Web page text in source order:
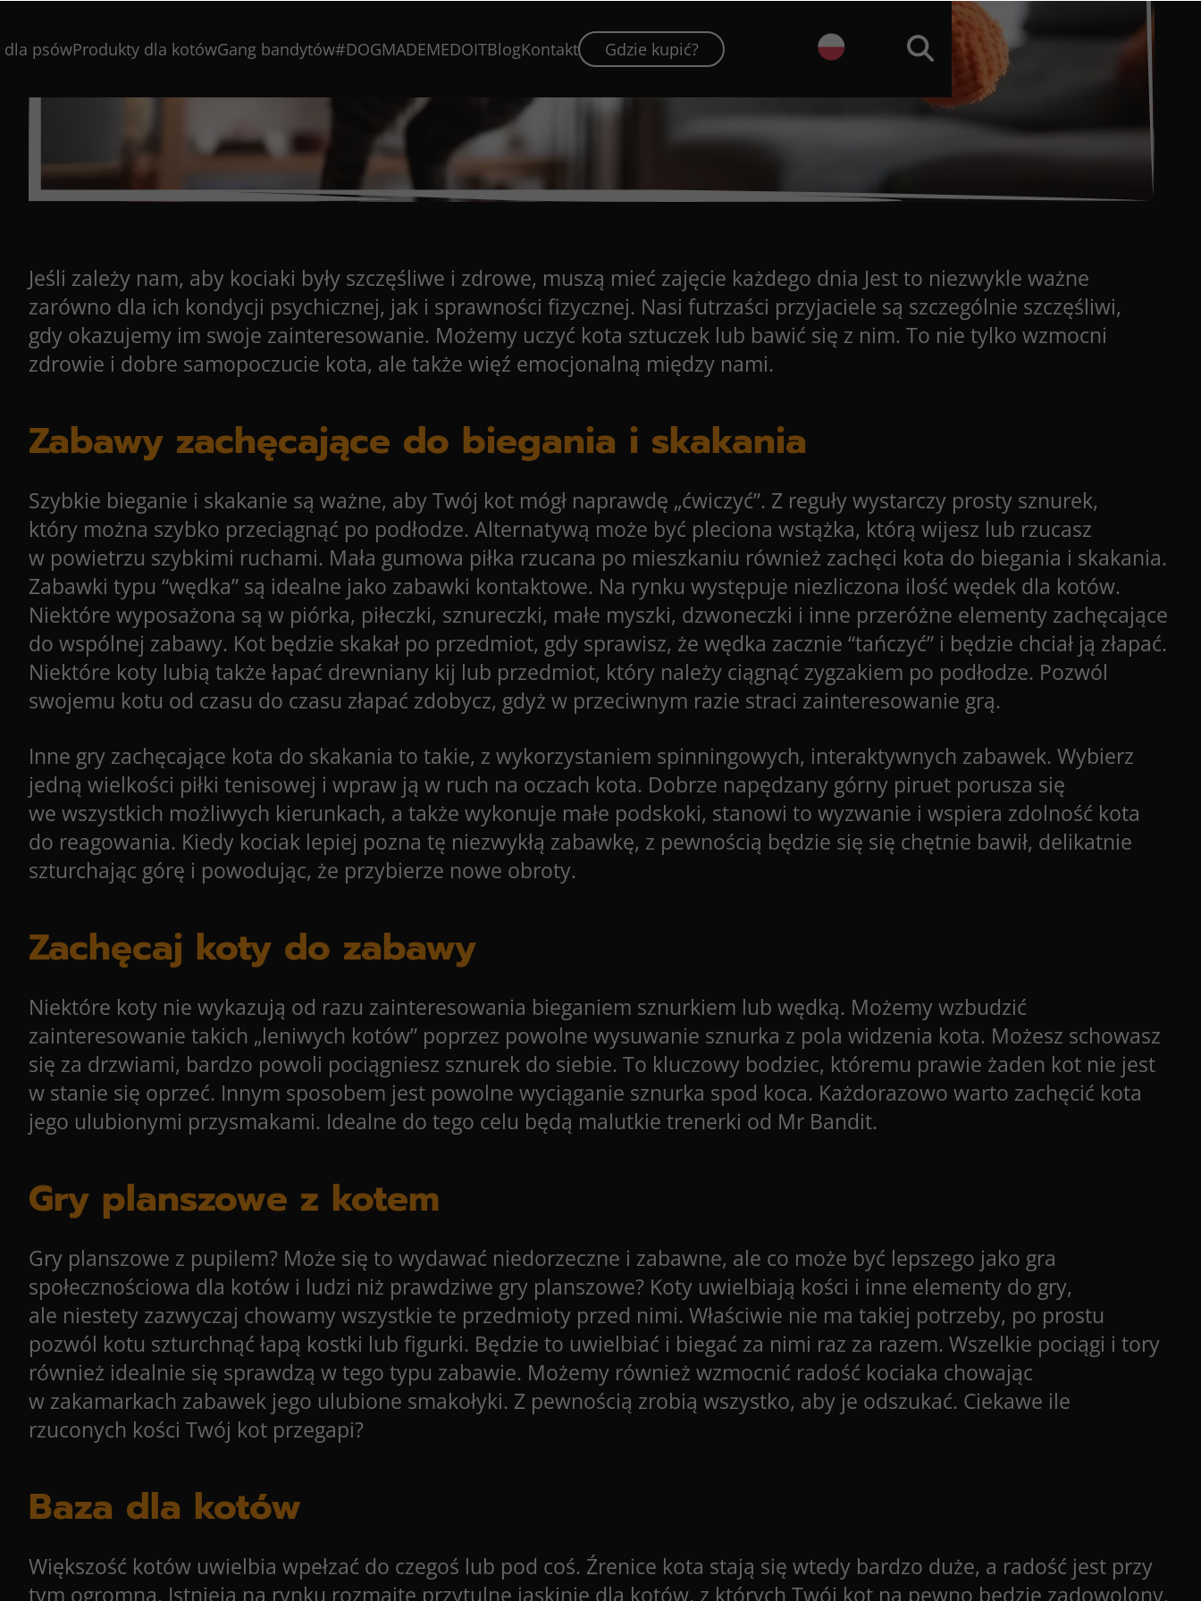
dla psówProdukty dla kotówGang bandytów#DOGMADEMEDOITBlogKontakt Gdzie kupić?
Jeśli zależy nam, aby kociaki były szczęśliwe i zdrowe, muszą mieć zajęcie każdego dnia Jest to niezwykle ważne
zarówno dla ich kondycji psychicznej, jak i sprawności fizycznej. Nasi futrzaści przyjaciele są szczególnie szczęśliwi,
gdy okazujemy im swoje zainteresowanie. Możemy uczyć kota sztuczek lub bawić się z nim. To nie tylko wzmocni
zdrowie i dobre samopoczucie kota, ale także więź emocjonalną między nami.
Zabawy zachęcające do biegania i skakania
Szybkie bieganie i skakanie są ważne, aby Twój kot mógł naprawdę „ćwiczyć”. Z reguły wystarczy prosty sznurek,
który można szybko przeciągnąć po podłodze. Alternatywą może być pleciona wstążka, którą wijesz lub rzucasz
w powietrzu szybkimi ruchami. Mała gumowa piłka rzucana po mieszkaniu również zachęci kota do biegania i skakania.
Zabawki typu “wędka” są idealne jako zabawki kontaktowe. Na rynku występuje niezliczona ilość wędek dla kotów.
Niektóre wyposażona są w piórka, piłeczki, sznureczki, małe myszki, dzwoneczki i inne przeróżne elementy zachęcające
do wspólnej zabawy. Kot będzie skakał po przedmiot, gdy sprawisz, że wędka zacznie “tańczyć” i będzie chciał ją złapać.
Niektóre koty lubią także łapać drewniany kij lub przedmiot, który należy ciągnąć zygzakiem po podłodze. Pozwól
swojemu kotu od czasu do czasu złapać zdobycz, gdyż w przeciwnym razie straci zainteresowanie grą.
Inne gry zachęcające kota do skakania to takie, z wykorzystaniem spinningowych, interaktywnych zabawek. Wybierz
jedną wielkości piłki tenisowej i wpraw ją w ruch na oczach kota. Dobrze napędzany górny piruet porusza się
we wszystkich możliwych kierunkach, a także wykonuje małe podskoki, stanowi to wyzwanie i wspiera zdolność kota
do reagowania. Kiedy kociak lepiej pozna tę niezwykłą zabawkę, z pewnością będzie się się chętnie bawił, delikatnie
szturchając górę i powodując, że przybierze nowe obroty.
Zachęcaj koty do zabawy
Niektóre koty nie wykazują od razu zainteresowania bieganiem sznurkiem lub wędką. Możemy wzbudzić
zainteresowanie takich „leniwych kotów” poprzez powolne wysuwanie sznurka z pola widzenia kota. Możesz schowasz
się za drzwiami, bardzo powoli pociągniesz sznurek do siebie. To kluczowy bodziec, któremu prawie żaden kot nie jest
w stanie się oprzeć. Innym sposobem jest powolne wyciąganie sznurka spod koca. Każdorazowo warto zachęcić kota
jego ulubionymi przysmakami. Idealne do tego celu będą malutkie trenerki od Mr Bandit.
Gry planszowe z kotem
Gry planszowe z pupilem? Może się to wydawać niedorzeczne i zabawne, ale co może być lepszego jako gra
społecznościowa dla kotów i ludzi niż prawdziwe gry planszowe? Koty uwielbiają kości i inne elementy do gry,
ale niestety zazwyczaj chowamy wszystkie te przedmioty przed nimi. Właściwie nie ma takiej potrzeby, po prostu
pozwól kotu szturchnąć łapą kostki lub figurki. Będzie to uwielbiać i biegać za nimi raz za razem. Wszelkie pociągi i tory
również idealnie się sprawdzą w tego typu zabawie. Możemy również wzmocnić radość kociaka chowając
w zakamarkach zabawek jego ulubione smakołyki. Z pewnością zrobią wszystko, aby je odszukać. Ciekawe ile
rzuconych kości Twój kot przegapi?
Baza dla kotów
Większość kotów uwielbia wpełzać do czegoś lub pod coś. Źrenice kota stają się wtedy bardzo duże, a radość jest przy
tym ogromna. Istnieją na rynku rozmaite przytulne jaskinie dla kotów, z których Twój kot na pewno będzie zadowolony.